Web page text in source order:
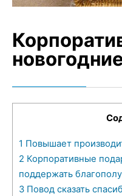
1 Повышает
2 Корпоративные
поддержать
3 Повод сказать